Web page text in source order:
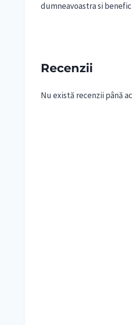
dumneavoastra si
Recenzii
Nu există recenzii până